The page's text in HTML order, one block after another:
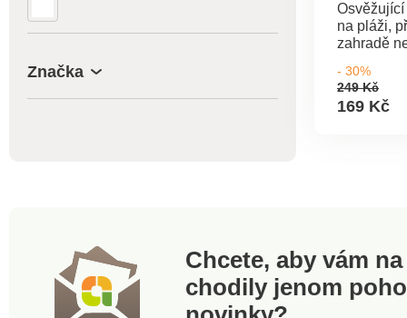
Značka
na pláži,
zahradě
baterie.
stupni
kabel
- 30%
249 Kč
169 Kč
Chcete, aby vám
chodily jenom